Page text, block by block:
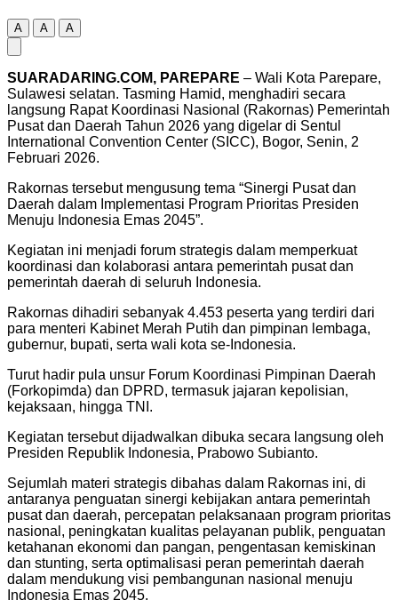
A A A
SUARADARING.COM, PAREPARE – Wali Kota Parepare,
Sulawesi selatan. Tasming Hamid, menghadiri secara
langsung Rapat Koordinasi Nasional (Rakornas) Pemerintah
Pusat dan Daerah Tahun 2026 yang digelar di Sentul
International Convention Center (SICC), Bogor, Senin, 2
Februari 2026.
Rakornas tersebut mengusung tema “Sinergi Pusat dan
Daerah dalam Implementasi Program Prioritas Presiden
Menuju Indonesia Emas 2045”.
Kegiatan ini menjadi forum strategis dalam memperkuat
koordinasi dan kolaborasi antara pemerintah pusat dan
pemerintah daerah di seluruh Indonesia.
Rakornas dihadiri sebanyak 4.453 peserta yang terdiri dari
para menteri Kabinet Merah Putih dan pimpinan lembaga,
gubernur, bupati, serta wali kota se-Indonesia.
Turut hadir pula unsur Forum Koordinasi Pimpinan Daerah
(Forkopimda) dan DPRD, termasuk jajaran kepolisian,
kejaksaan, hingga TNI.
Kegiatan tersebut dijadwalkan dibuka secara langsung oleh
Presiden Republik Indonesia, Prabowo Subianto.
Sejumlah materi strategis dibahas dalam Rakornas ini, di
antaranya penguatan sinergi kebijakan antara pemerintah
pusat dan daerah, percepatan pelaksanaan program prioritas
nasional, peningkatan kualitas pelayanan publik, penguatan
ketahanan ekonomi dan pangan, pengentasan kemiskinan
dan stunting, serta optimalisasi peran pemerintah daerah
dalam mendukung visi pembangunan nasional menuju
Indonesia Emas 2045.